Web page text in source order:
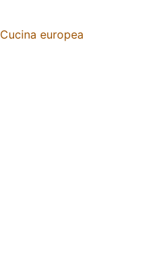
Cucina europea